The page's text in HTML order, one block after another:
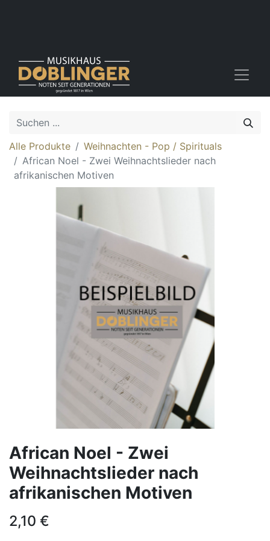
Alle Produkte
Weihnachten - Pop / Spirituals
African Noel - Zwei Weihnachtslieder nach
afrikanischen Motiven
African Noel - Zwei
Weihnachtslieder nach
afrikanischen Motiven
2,10 €